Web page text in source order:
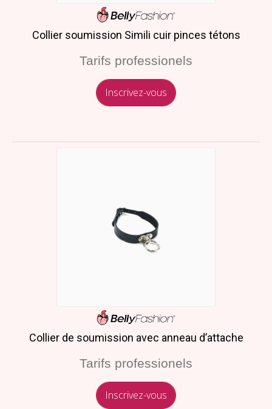
Collier soumission Simili cuir pinces tétons
Tarifs professionels
Inscrivez-vous
Collier de soumission avec anneau d’attache
Tarifs professionels
Inscrivez-vous